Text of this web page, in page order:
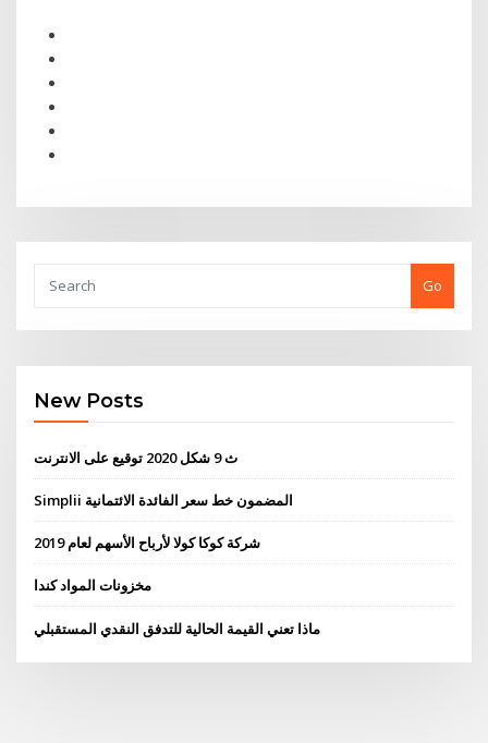
Go
New Posts
ث 9 شكل 2020 توقيع على الانترنت
Simplii المضمون خط سعر الفائدة الائتمانية
شركة كوكا كولا لأرباح الأسهم لعام 2019
مخزونات المواد كندا
ماذا تعني القيمة الحالية للتدفق النقدي المستقبلي